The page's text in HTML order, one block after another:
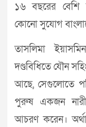
১৬ বছরের বেশি
কোনো সুযোগ
তাসলিমা
দণ্ডবিধিতে যৌন
আছে, সেগুলোতে
পুরুষ একজন
আচরণ করেন।